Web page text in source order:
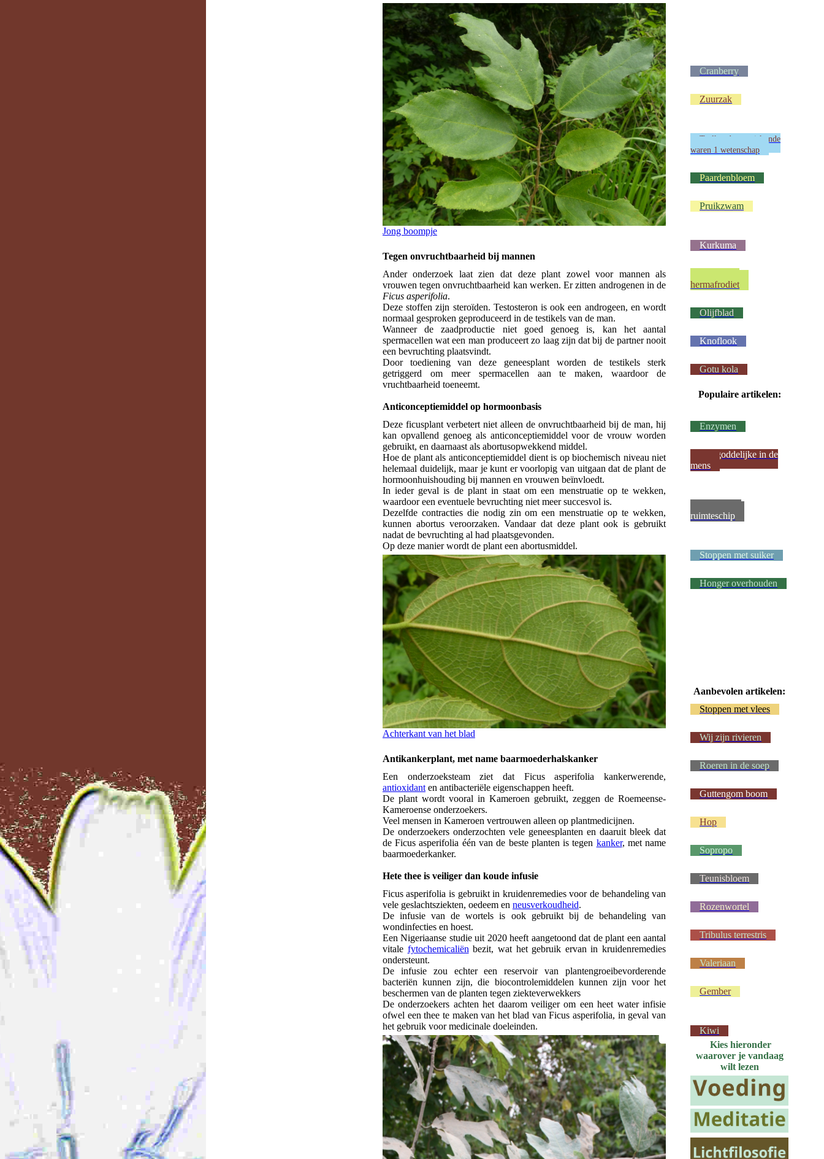
Jong boompje
Tegen onvruchtbaarheid bij mannen
Ander onderzoek laat zien dat deze plant zowel voor mannen als
vrouwen tegen onvruchtbaarheid kan werken. Er zitten androgenen in de
Ficus asperifolia.
Deze stoffen zijn steroïden. Testosteron is ook een androgeen, en wordt
normaal gesproken geproduceerd in de testikels van de man.
Wanneer de zaadproductie niet goed genoeg is, kan het aantal
spermacellen wat een man produceert zo laag zijn dat bij de partner nooit
een bevruchting plaatsvindt.
Door toediening van deze geneesplant worden de testikels sterk
getriggerd om meer spermacellen aan te maken, waardoor de
vruchtbaarheid toeneemt.
Anticonceptiemiddel op hormoonbasis
Deze ficusplant verbetert niet alleen de onvruchtbaarheid bij de man, hij
kan opvallend genoeg als anticonceptiemiddel voor de vrouw worden
gebruikt, en daarnaast als abortusopwekkend middel.
Hoe de plant als anticonceptiemiddel dient is op biochemisch niveau niet
helemaal duidelijk, maar je kunt er voorlopig van uitgaan dat de plant de
hormoonhuishouding bij mannen en vrouwen beïnvloedt.
In ieder geval is de plant in staat om een menstruatie op te wekken,
waardoor een eventuele bevruchting niet meer succesvol is.
Dezelfde contracties die nodig zin om een menstruatie op te wekken,
kunnen abortus veroorzaken. Vandaar dat deze plant ook is gebruikt
nadat de bevruchting al had plaatsgevonden.
Op deze manier wordt de plant een abortusmiddel.
Achterkant van het blad
Antikankerplant, met name baarmoederhalskanker
Een onderzoeksteam ziet dat Ficus asperifolia kankerwerende,
antioxidanten antibacteriële eigenschappen heeft.
De plant wordt vooral in Kameroen gebruikt, zeggen de Roemeense-
Kameroense onderzoekers.
Veel mensen in Kameroen vertrouwen alleen op plantmedicijnen.
De onderzoekers onderzochten vele geneesplanten en daaruit bleek dat
de Ficus asperifolia één van de beste planten is tegen kanker, met name
baarmoederkanker.
Hete thee is veiliger dan koude infusie
Ficus asperifolia is gebruikt in kruidenremedies voor de behandeling van
vele geslachtsziekten, oedeem en neusverkoudheid.
De infusie van de wortels is ook gebruikt bij de behandeling van
wondinfecties en hoest.
Een Nigeriaanse studie uit 2020 heeft aangetoond dat de plant een aantal
vitale fytochemicaliën bezit, wat het gebruik ervan in kruidenremedies
ondersteunt.
De infusie zou echter een reservoir van plantengroeibevorderende
bacteriën kunnen zijn, die biocontrolemiddelen kunnen zijn voor het
beschermen van de planten tegen ziekteverwekkers
De onderzoekers achten het daarom veiliger om een heet water infisie
ofwel een thee te maken van het blad van Ficus asperifolia, in geval van
het gebruik voor medicinale doeleinden.
Cranberry
Zuurzak
Taalkunde en wiskunde
waren 1 wetenschap
Paardenbloem
Pruikzwam
Kurkuma
Wij waren
hermafrodiet
Olijfblad
Knoflook
Gotu kola
Populaire artikelen:
Enzymen
Het goddelijke in de
mens
Metsel een
ruimteschip
Stoppen met suiker
Honger overhouden
Aanbevolen artikelen:
Stoppen met vlees
Wij zijn rivieren
Roeren in de soep
Guttengom boom
Hop
Sopropo
Teunisbloem
Rozenwortel
Tribulus terrestris
Valeriaan
Gember
Kiwi
Kies hieronder
waarover je vandaag
wilt lezen